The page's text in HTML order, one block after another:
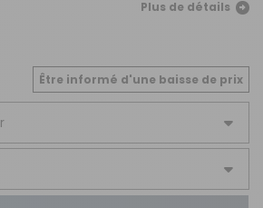
CRÉER UN COMPTE
SUIVI DE COMMANDE INVITÉ
Plus de détails
Être informé d'une baisse de prix